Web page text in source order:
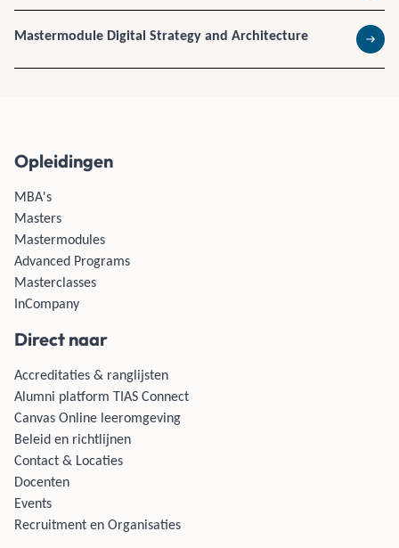
Mastermodule Digital Strategy and Architecture
Lees
Opleidingen
MBA's
Masters
Mastermodules
Advanced Programs
Masterclasses
InCompany
Direct naar
Accreditaties & ranglijsten
Alumni platform TIAS Connect
Canvas Online leeromgeving
Beleid en richtlijnen
Contact & Locaties
Docenten
Events
Recruitment en Organisaties